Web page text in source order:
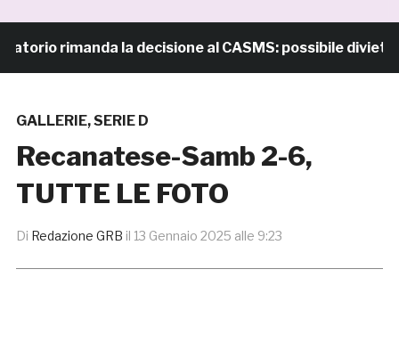
rimanda la decisione al CASMS: possibile divieto
GALLERIE,SERIE D
Recanatese-Samb 2-6,
TUTTE LE FOTO
Di Redazione GRB il 13 Gennaio 2025 alle 9:23